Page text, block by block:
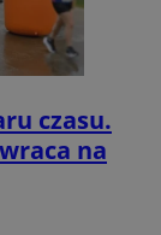
czasu.
na